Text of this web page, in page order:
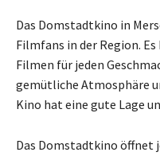
Das Domstadtkino in
Filmfans in der Region.
Filmen für jeden
gemütliche Atmosphäre
Kino hat eine gute Lage
Das Domstadtkino öffnet